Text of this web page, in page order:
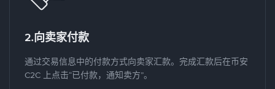
2.向卖家付款
通过交易信息中的付款方式向卖家汇款。完成汇款后在币安
C2C 上点击“已付款，通知卖方”。